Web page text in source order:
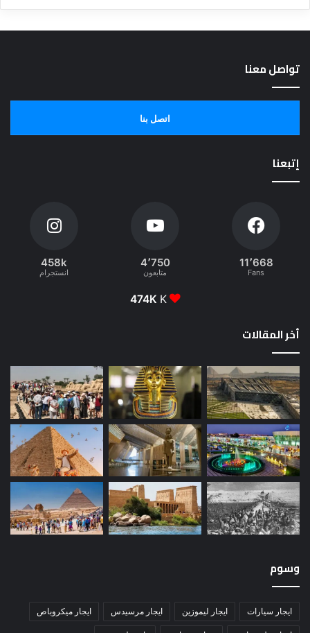
تواصل معنا
اتصل بنا
إتبعنا
11٬668
Fans
4٬750
متابعون
458k
انستجرام
474K K
أخر المقالات
وسوم
ايجار سيارات ايجار ليموزين ايجار مرسيدس ايجار ميكروباص